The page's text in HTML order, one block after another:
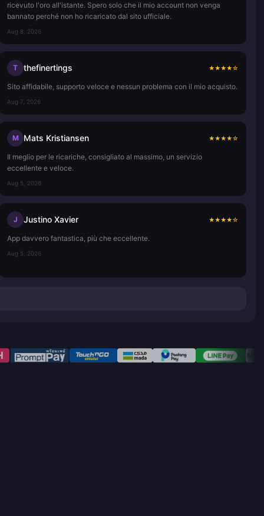
ricevuto l'oro all'istante. Spero solo che il mio account non venga
bannato perché non ho ricaricato dal sito ufficiale.
Aug 8, 2026
T thefinertings ★★★★☆
Sito affidabile, supporto veloce e nessun problema con il mio acquisto.
Aug 7, 2026
M Mats Kristiansen ★★★★☆
Il meglio per le ricariche, consigliato al massimo, un servizio
eccellente e veloce.
Aug 5, 2026
J Justino Xavier ★★★★☆
App davvero fantastica, più che eccellente.
Aug 5, 2026